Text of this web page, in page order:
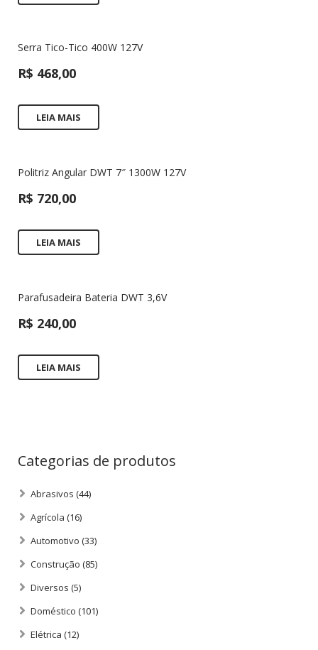
Serra Tico-Tico 400W 127V
R$ 468,00
LEIA MAIS
Politriz Angular DWT 7″ 1300W 127V
R$ 720,00
LEIA MAIS
Parafusadeira Bateria DWT 3,6V
R$ 240,00
LEIA MAIS
Categorias de produtos
Abrasivos (44)
Agrícola (16)
Automotivo (33)
Construção (85)
Diversos (5)
Doméstico (101)
Elétrica (12)